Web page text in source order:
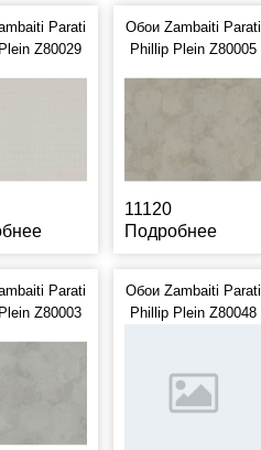
Parati
Z80029
Обои Zambaiti Parati
Phillip Plein Z80005
11120
Подробнее
Parati
Z80003
Обои Zambaiti Parati
Phillip Plein Z80048